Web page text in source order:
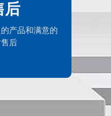
式流
后
产品和满意的
后